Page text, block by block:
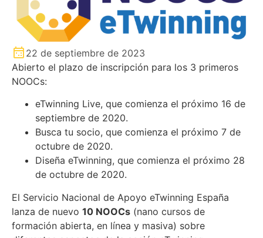
22 de septiembre de 2023
Abierto el plazo de inscripción para los 3 primeros
NOOCs:
eTwinning Live, que comienza el próximo 16 de
septiembre de 2020.
Busca tu socio, que comienza el próximo 7 de
octubre de 2020.
Diseña eTwinning, que comienza el próximo 28
de octubre de 2020.
El Servicio Nacional de Apoyo eTwinning España
lanza de nuevo 10 NOOCs (nano cursos de
formación abierta, en línea y masiva) sobre